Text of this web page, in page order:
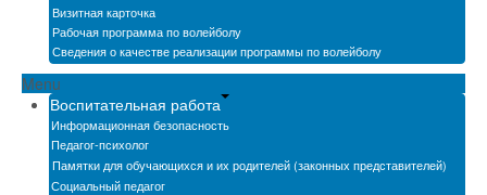
Визитная карточка
Рабочая программа по волейболу
Сведения о качестве реализации программы по волейболу
Menu
Воспитательная работа
Информационная безопасность
Педагог-психолог
Памятки для обучающихся и их родителей (законных представителей)
Социальный педагог